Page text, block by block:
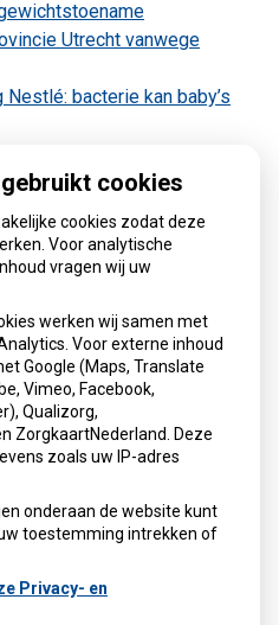
Utrecht vanwege
bacterie kan baby’s
gegeven voor
nodig is om dit te
wijzigen
cookies
cookies zodat deze
Voor analytische
vragen wij uw
werken wij samen met
Voor externe inhoud
Google (Maps, Translate
Vimeo, Facebook,
Qualizorg,
ZorgkaartNederland. Deze
zoals uw IP-adres
onderaan de website kunt
toestemming intrekken of
Privacy- en